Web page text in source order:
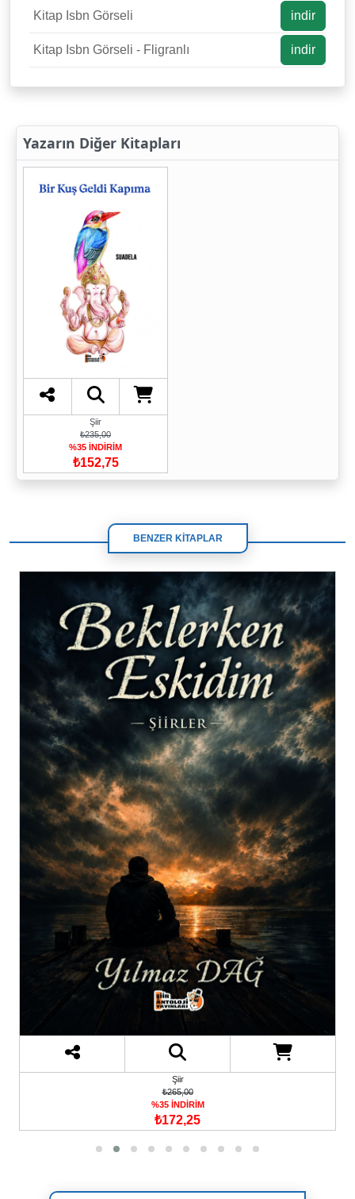
Kitap Isbn Görseli indir
Kitap Isbn Görseli - Fligranlı indir
Yazarın Diğer Kitapları
Şiir
₺235,00
%35 İNDİRİM
₺152,75
BENZER KİTAPLAR
Şiir
₺265,00
%35 İNDİRİM
₺172,25